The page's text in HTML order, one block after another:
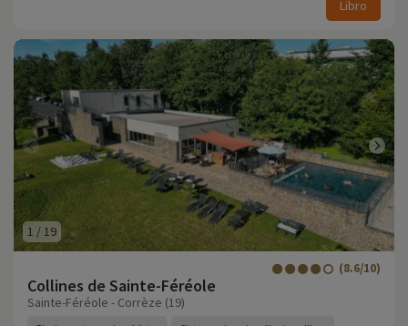
Libro
1 / 19
Collines de Sainte-Féréole
(8.6/10)
Sainte-Féréole - Corrèze (19)